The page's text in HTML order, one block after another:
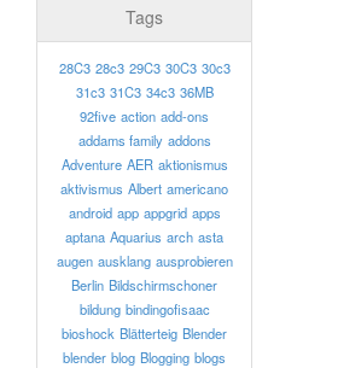
Tags
28C3 28c3 29C3 30C3 30c3
31c3 31C3 34c3 36MB
92five action add-ons
addams family addons
Adventure AER aktionismus
aktivismus Albert americano
android app appgrid apps
aptana Aquarius arch asta
augen ausklang ausprobieren
Berlin Bildschirmschoner
bildung bindingofisaac
bioshock Blätterteig Blender
blender blog Blogging blogs